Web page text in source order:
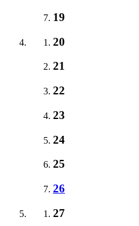
19
20
21
22
23
24
25
26
27